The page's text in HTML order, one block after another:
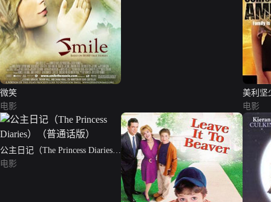
微笑
电影
美利坚
电影
公主日记（The Princess Diaries）
（普通话版）
电影